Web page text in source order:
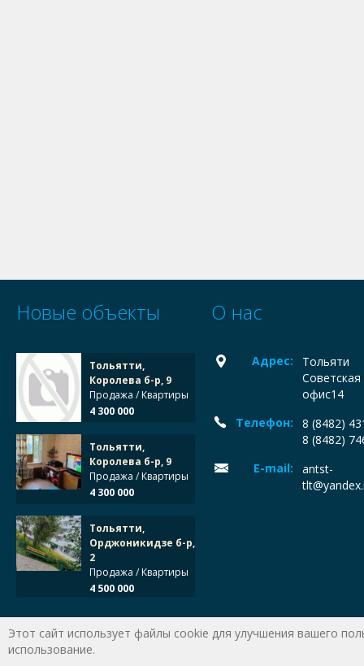
Новые объекты
Тольятти,
Королева б-р, 9
Продажа / Квартиры
4 300 000
Тольятти,
Королева б-р, 9
Продажа / Квартиры
4 300 000
Тольятти,
Орджоникидзе б-р,
2
Продажа / Квартиры
4 500 000
О нас
Адрес:
Тольяти
Советская
офис14
Телефон:
8 (8482)
8 (8482)
E-mail:
antst-
Этот сайт использует файлы cookie для улучшения вашего
использование.